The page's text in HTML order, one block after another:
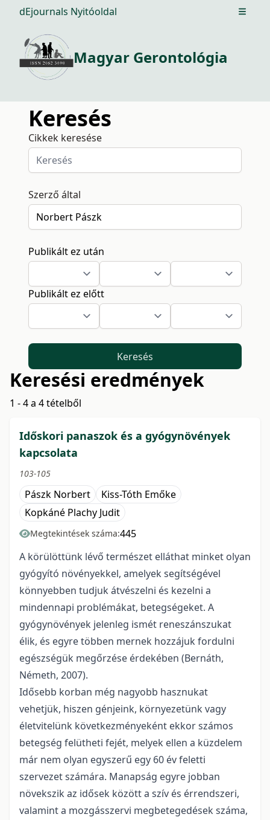
dEjournals Nyitóoldal Open
Magyar Gerontológia
Keresés
Cikkek keresése
Szerző által
Publikált ez után
Publikált ez előtt
Keresés
Keresési eredmények
1 - 4 a 4 tételből
Időskori panaszok és a gyógynövények
kapcsolata
103-105
Pászk Norbert
Kiss-Tóth Emőke
Kopkáné Plachy Judit
Megtekintések száma:445
A körülöttünk lévő természet elláthat minket olyan
gyógyító növényekkel, amelyek segítségével
könnyebben tudjuk átvészelni és kezelni a
mindennapi problémákat, betegségeket. A
gyógynövények jelenleg ismét reneszánszukat
élik, és egyre többen mernek hozzájuk fordulni
egészségük megőrzése érdekében (Bernáth,
Németh, 2007).
Idősebb korban még nagyobb hasznukat
vehetjük, hiszen génjeink, környezetünk vagy
életvitelünk következményeként ekkor számos
betegség felütheti fejét, melyek ellen a küzdelem
már nem olyan egyszerű egy 60 év feletti
szervezet számára. Manapság egyre jobban
növekszik az idősek között a szív és érrendszeri,
valamint a mozgásszervi megbetegedések száma,